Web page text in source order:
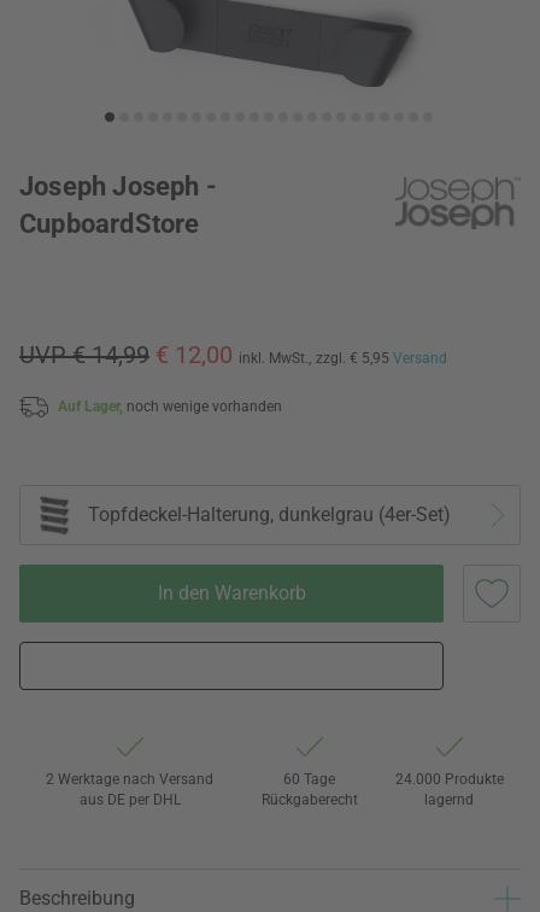
Joseph Joseph -
CupboardStore
UVP € 14,99 € 12,00 inkl. MwSt., zzgl. € 5,95 Versand
Auf Lager, noch wenige vorhanden
Topfdeckel-Halterung, dunkelgrau (4er-Set)
In den Warenkorb
2 Werktage nach Versand
aus DE per DHL
60 Tage
Rückgaberecht
24.000 Produkte
lagernd
Beschreibung